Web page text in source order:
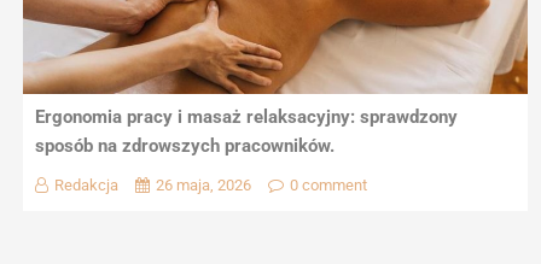
Ergonomia pracy i masaż relaksacyjny: sprawdzony
sposób na zdrowszych pracowników.
Redakcja 26 maja, 2026 0 comment